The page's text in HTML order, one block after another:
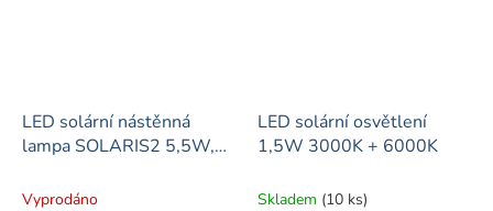
LED solární nástěnná
lampa SOLARIS2 5,5W,
Vyprodáno
LED solární osvětlení
1,5W 3000K + 6000K
Skladem (10 ks)